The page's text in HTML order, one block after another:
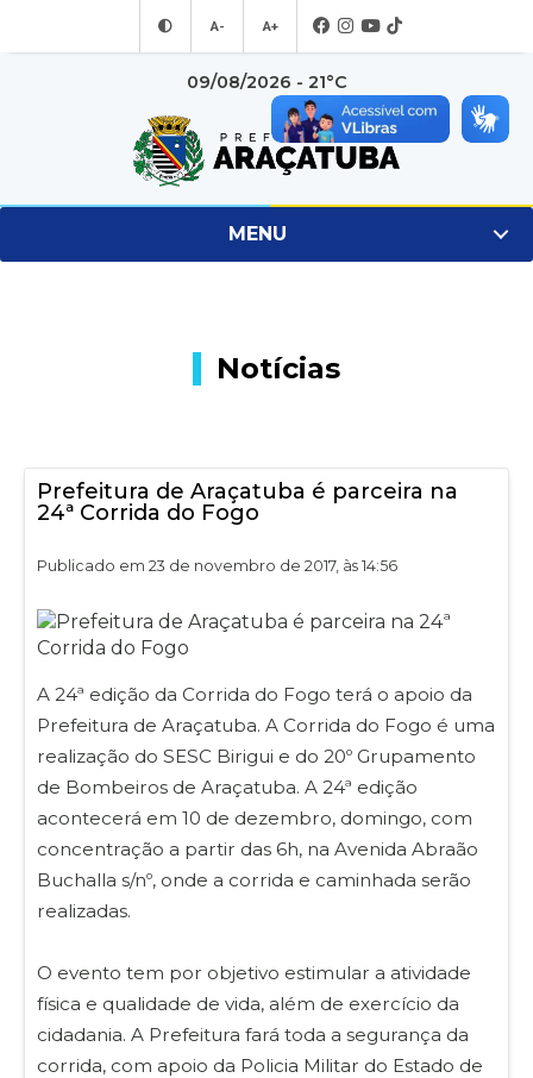
A- A+
09/08/2026 - 21°C
MENU
Notícias
Prefeitura de Araçatuba é parceira na
24ª Corrida do Fogo
Publicado em 23 de novembro de 2017, às 14:56
A 24ª edição da Corrida do Fogo terá o apoio da
Prefeitura de Araçatuba. A Corrida do Fogo é uma
realização do SESC Birigui e do 20º Grupamento
de Bombeiros de Araçatuba. A 24ª edição
acontecerá em 10 de dezembro, domingo, com
concentração a partir das 6h, na Avenida Abraão
Buchalla s/nº, onde a corrida e caminhada serão
realizadas.
O evento tem por objetivo estimular a atividade
física e qualidade de vida, além de exercício da
cidadania. A Prefeitura fará toda a segurança da
corrida, com apoio da Policia Militar do Estado de